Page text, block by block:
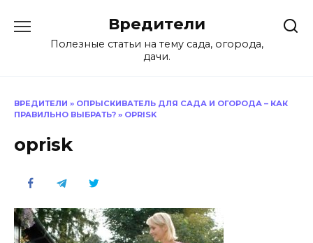
содержанию
Вредители
Полезные статьи на тему сада, огорода,
дачи.
ВРЕДИТЕЛИ » ОПРЫСКИВАТЕЛЬ ДЛЯ САДА И ОГОРОДА – КАК
ПРАВИЛЬНО ВЫБРАТЬ? » OPRISK
oprisk